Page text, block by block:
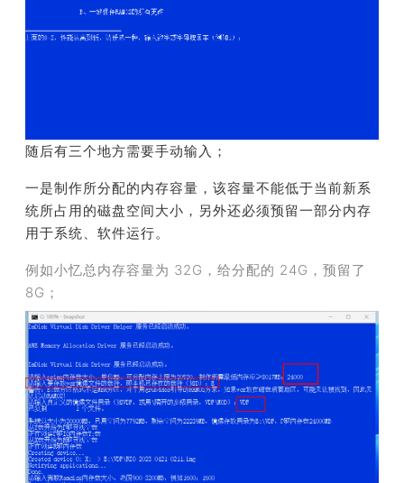
随后有三个地方需要手动输入；
一是制作所分配的内存容量，该容量不能低于当前新系
统所占用的磁盘空间大小，另外还必须预留一部分内存
用于系统、软件运行。
例如小忆总内存容量为 32G，给分配的 24G，预留了
8G；